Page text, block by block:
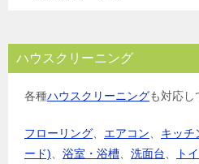
ハウスクリーニング
各種ハウスクリーニングも対応し
フローリング、 エアコン、 キッチ
ード)、 浴室・浴槽、 洗面台、 ト